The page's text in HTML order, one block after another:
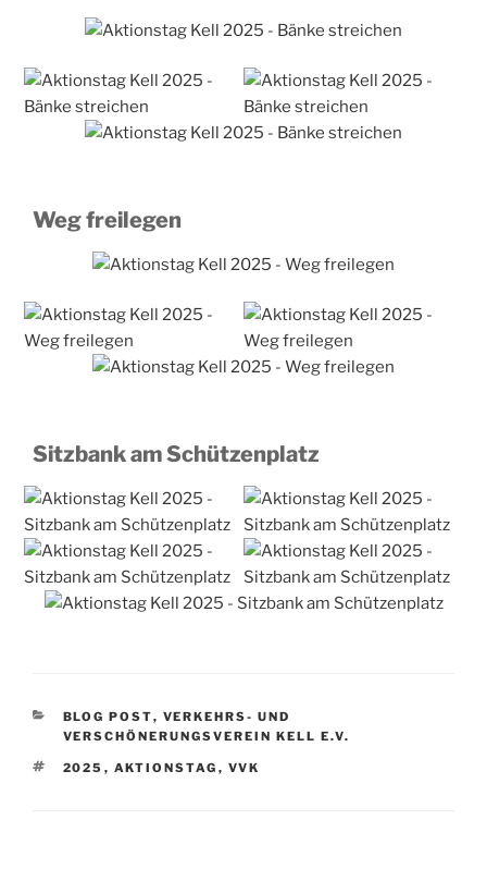
Weg freilegen
Sitzbank am Schützenplatz
KATEGORIEN
BLOG POST, VERKEHRS- UND
VERSCHÖNERUNGSVEREIN KELL E.V.
SCHLAGWÖRTER
2025 , AKTIONSTAG , VVK